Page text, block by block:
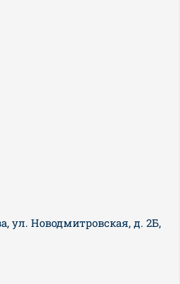
ул. Новодмитровская, д. 2Б,